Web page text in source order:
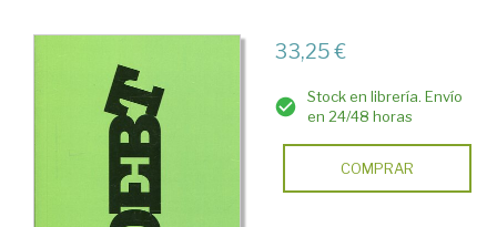
33,25 €
Stock en librería. Envío
en 24/48 horas
COMPRAR